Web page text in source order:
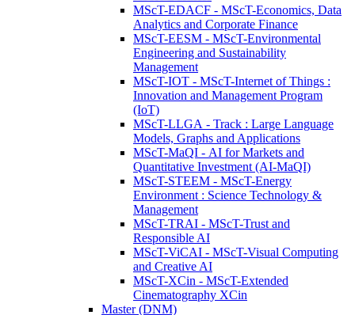
MScT-EDACF - MScT-Economics, Data
Analytics and Corporate Finance
MScT-EESM - MScT-Environmental
Engineering and Sustainability
Management
MScT-IOT - MScT-Internet of Things :
Innovation and Management Program
(IoT)
MScT-LLGA - Track : Large Language
Models, Graphs and Applications
MScT-MaQI - AI for Markets and
Quantitative Investment (AI-MaQI)
MScT-STEEM - MScT-Energy
Environment : Science Technology &
Management
MScT-TRAI - MScT-Trust and
Responsible AI
MScT-ViCAI - MScT-Visual Computing
and Creative AI
MScT-XCin - MScT-Extended
Cinematography XCin
Master (DNM)